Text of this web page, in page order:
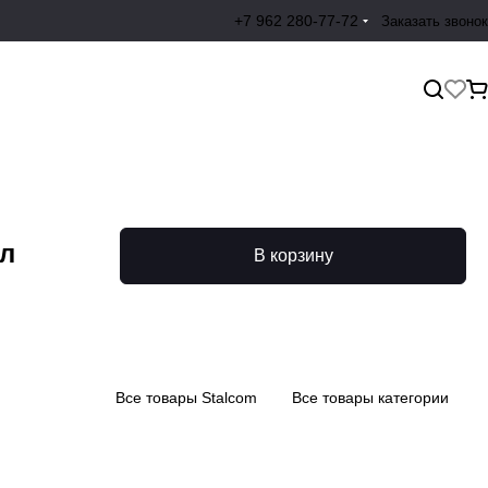
+7 962 280-77-72 Заказать звонок
В корзину
Все товары Stalcom Все товары категории